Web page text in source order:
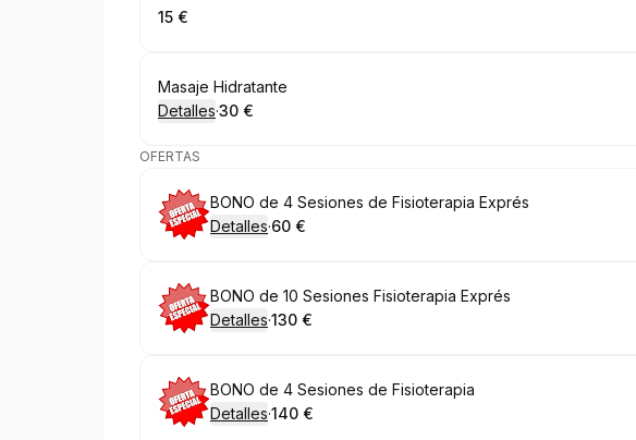
.Precio
15 €
Reservar
Masaje Hidratante
Detalles·
.Precio
30 €
OFERTAS
Reservar
BONO de 4 Sesiones de Fisioterapia Exprés
Detalles·
.Precio
60 €
Reservar
BONO de 10 Sesiones Fisioterapia Exprés
Detalles·
.Precio
130 €
Reservar
BONO de 4 Sesiones de Fisioterapia
Detalles·
.Precio
140 €